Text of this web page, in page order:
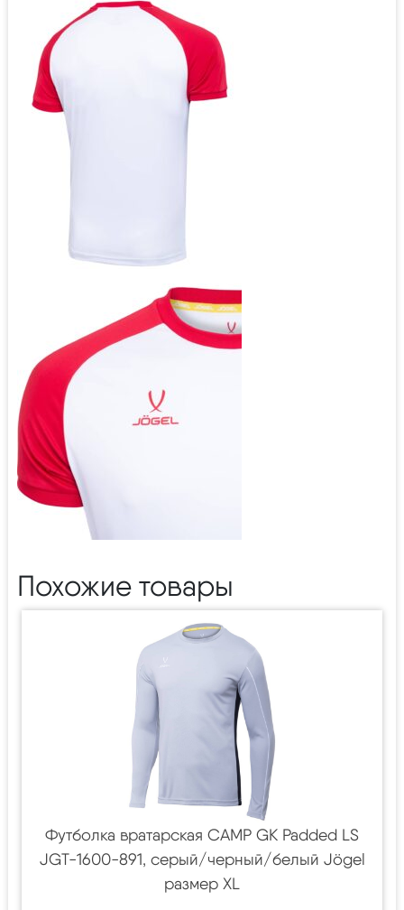
Похожие товары
Футболка вратарская CAMP GK Padded LS
JGT-1600-891, серый/черный/белый Jögel
размер XL